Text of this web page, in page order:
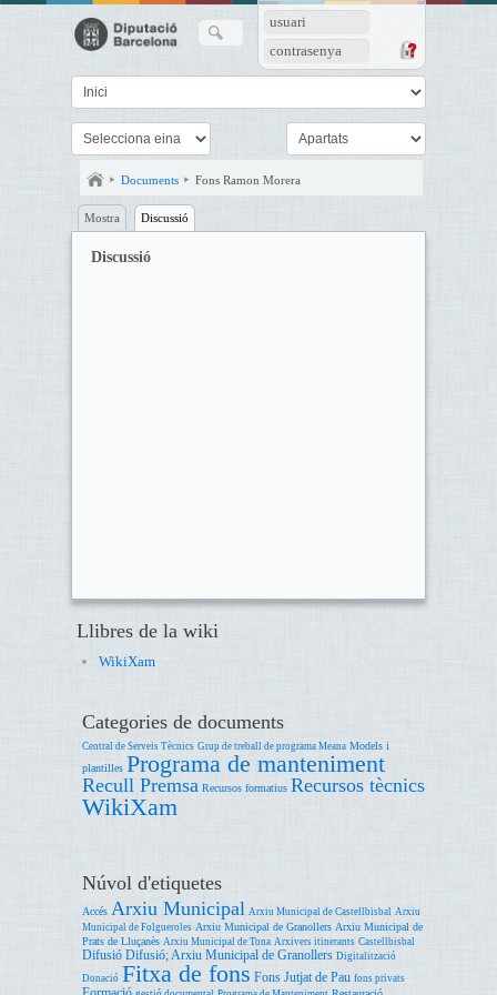
usuari
contrasenya
Documents Fons Ramon Morera
Mostra Discussió
Discussió
Llibres de la wiki
WikiXam
Categories de documents
Central de Serveis Tècnics Grup de treball de programa Meana Models i
plantilles Programa de manteniment
Recull Premsa Recursos formatius Recursos tècnics
WikiXam
Núvol d'etiquetes
Accés Arxiu Municipal Arxiu Municipal de Castellbisbal Arxiu
Municipal de Folgueroles Arxiu Municipal de Granollers Arxiu Municipal de
Prats de Lluçanès Arxiu Municipal de Tona Arxivers itinerants Castellbisbal
Difusió Difusió; Arxiu Municipal de Granollers Digitalització
Donació Fitxa de fons Fons Jutjat de Pau fons privats